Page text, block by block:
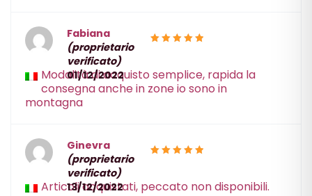
Fabiana
(proprietario
verificato)
01/12/2022
Modalità di acquisto semplice, rapida la
consegna anche in zone io sono in
montagna
su 5
Ginevra
(proprietario
verificato)
13/12/2022
Articoli acquistati, peccato non disponibili.